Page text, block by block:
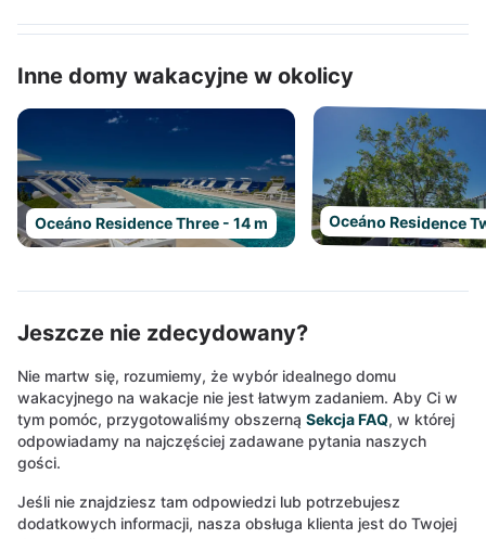
Inne domy wakacyjne w okolicy
Oceáno Residence Three - 14 m Oceáno Residence
Jeszcze nie zdecydowany?
Nie martw się, rozumiemy, że wybór idealnego domu
wakacyjnego na wakacje nie jest łatwym zadaniem. Aby Ci w
tym pomóc, przygotowaliśmy obszerną Sekcja FAQ, w której
odpowiadamy na najczęściej zadawane pytania naszych
gości.
Jeśli nie znajdziesz tam odpowiedzi lub potrzebujesz
dodatkowych informacji, nasza obsługa klienta jest do Twojej